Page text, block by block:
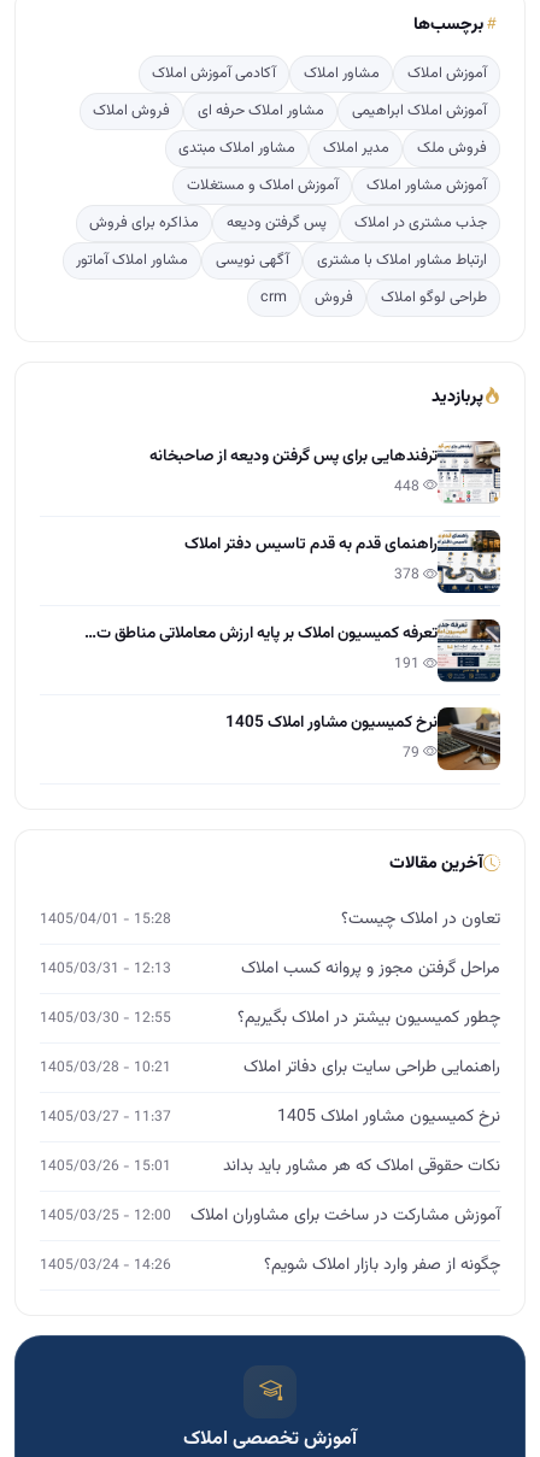
برچسب‌ها
آموزش املاک مشاور املاک
آکادمی آموزش املاک
آموزش املاک ابراهیمی
مشاور املاک حرفه ای
فروش املاک
فروش ملک
مدیر املاک
مشاور املاک مبتدی
آموزش مشاور املاک
آموزش املاک و مستغلات
جذب مشتری در املاک
پس گرفتن ودیعه
مذاکره برای فروش
ارتباط مشاور املاک با مشتری
آگهی نویسی
مشاور املاک آماتور
طراحی لوگو املاک
فروش crm
پربازدید
ترفندهایی برای پس گرفتن ودیعه از صاحبخانه
راهنمای قدم به قدم تاسیس دفتر املاک
تعرفه کمیسیون املاک بر پایه ارزش معاملاتی مناطق ت…
نرخ کمیسیون مشاور املاک 1405
آخرین مقالات
تعاون در املاک چیست؟ 15:28 - 1405/04/01
مراحل گرفتن مجوز و پروانه کسب املاک 12:13 - 1405/03/31
چطور کمیسیون بیشتر در املاک بگیریم؟ 12:55 - 1405/03/30
راهنمایی طراحی سایت برای دفاتر املاک 10:21 - 1405/03/28
نرخ کمیسیون مشاور املاک 1405 11:37 - 1405/03/27
نکات حقوقی املاک که هر مشاور باید بداند 15:01 - 1405/03/26
آموزش مشارکت در ساخت برای مشاوران املاک 12:00 - 1405/03/25
چگونه از صفر وارد بازار املاک شویم؟ 14:26 - 1405/03/24
آموزش تخصصی املاک